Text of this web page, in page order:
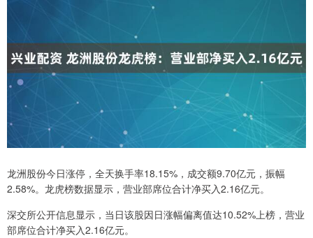
龙洲股份今日涨停，全天换手率18.15%，成交额9.70亿元，振幅
2.58%。龙虎榜数据显示，营业部席位合计净买入2.16亿元。
深交所公开信息显示，当日该股因日涨幅偏离值达10.52%上榜，营业
部席位合计净买入2.16亿元。